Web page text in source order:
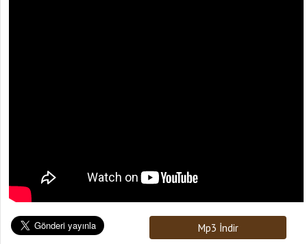
Mp3 İndir